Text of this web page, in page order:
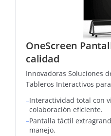
OneScreen
calidad
Innovadoras Soluciones
Tableros Interactivos
–Interactividad total con
colaboración eficiente.
–Pantalla táctil
manejo.